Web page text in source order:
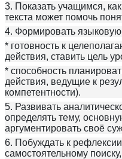
3. Показать учащимся,
текста может помочь
4. Формировать языковую
* готовность к
действия, ставить цель
* способность
действия, ведущие к
компетентности).
5. Развивать
определять тему,
аргументировать своё
6. Побуждать к
самостоятельному